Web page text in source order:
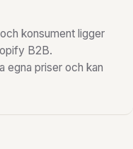
konsument ligger
B2B.
egna priser och kan